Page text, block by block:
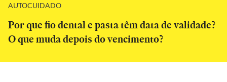
AUTOCUIDADO
Por que fio dental e pasta têm data de validade?
O que muda depois do vencimento?